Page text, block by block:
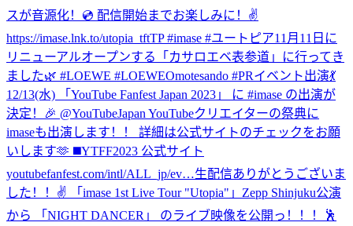
スが音源化！💿 配信開始までお楽しみに！✌️
https://imase.lnk.to/utopia_tftTP #imase #ユートピア11月11日に
リニューアルオープンする「カサロエベ表参道」に行ってき
ました🌿 #LOEWE #LOEWEOmotesando #PRイベント出演💃
12/13(水) 「YouTube Fanfest Japan 2023」 に #imase の出演が
決定！🎉 @YouTubeJapan YouTubeクリエイターの祭典に
imaseも出演します！！ 詳細は公式サイトのチェックをお願
いします🫶 ◼️YTFF2023 公式サイト
youtubefanfest.com/intl/ALL_jp/ev…生配信ありがとうございま
した！！✌️ 「imase 1st Live Tour "Utopia"」Zepp Shinjuku公演
から 「NIGHT DANCER」 のライブ映像を公開っ！！！🕺